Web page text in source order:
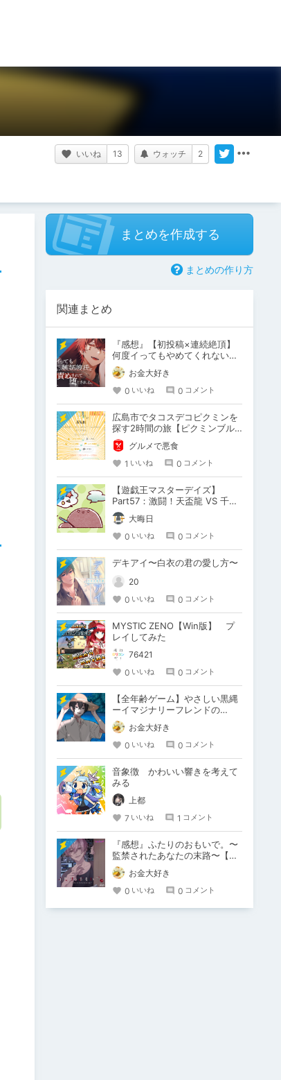
いいね 13 ウォッチ 2
まとめを作成する
まとめの作り方
関連まとめ
『感想』【初投稿×連続絶頂】
何度イってもやめてくれない嫉
妬彼氏に激責めされて堕とされ
る。お金大好き
0 いいね 0 コメント
広島市でタコスデコピクミンを
探す2時間の旅【ピクミンブル
ーム / Pikmin Bloom】
グルメで悪食
1 いいね 0 コメント
【遊戯王マスターデイズ】
Part57：激闘！天盃龍 VS 千年
D【架空デュエル】
大晦日
0 いいね 0 コメント
デキアイ〜白衣の君の愛し方〜
20
0 いいね 0 コメント
MYSTIC ZENO【Win版】 プ
レイしてみた
76421
0 いいね 0 コメント
【全年齢ゲーム】やさしい黒縄
ーイマジナリーフレンドの
「彼」と過ごすおぼんやすみー
お金大好き
0 いいね 0 コメント
音象徴 かわいい響きを考えて
みる
上都
7 いいね 1 コメント
『感想』ふたりのおもいで。〜
監禁されたあなたの末路〜【が
るまに限定特典付き】
お金大好き
0 いいね 0 コメント